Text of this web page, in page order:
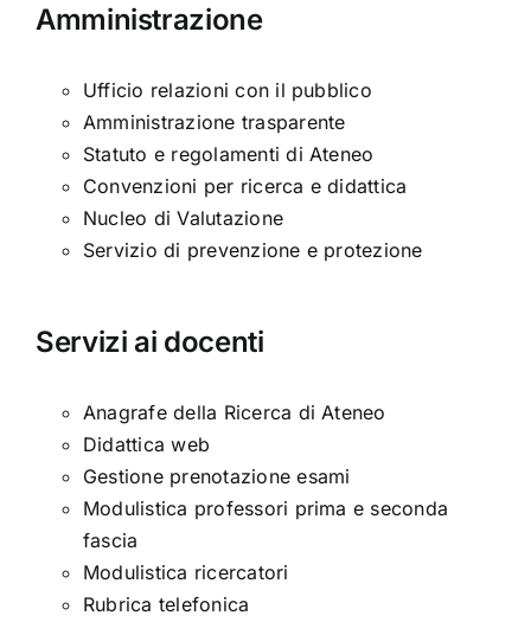
Amministrazione
Ufficio relazioni con il pubblico
Amministrazione trasparente
Statuto e regolamenti di Ateneo
Convenzioni per ricerca e didattica
Nucleo di Valutazione
Servizio di prevenzione e protezione
Servizi ai docenti
Anagrafe della Ricerca di Ateneo
Didattica web
Gestione prenotazione esami
Modulistica professori prima e seconda
fascia
Modulistica ricercatori
Rubrica telefonica